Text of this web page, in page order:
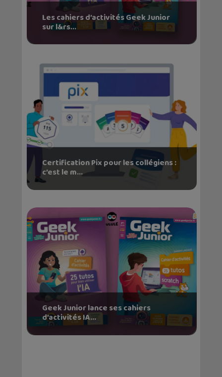
Les cahiers d’activités Geek Junior
sur l&rs...
Certification Pix pour les collégiens :
c’est le m...
Geek Junior lance ses cahiers
d’activités IA...